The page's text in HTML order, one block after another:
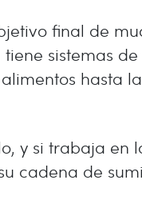
final de
sistemas
hasta
y si trabaja en
cadena de